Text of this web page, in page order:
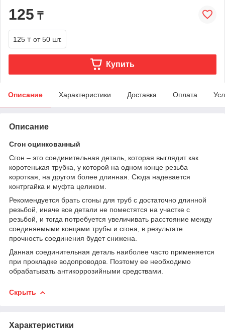
125 ₸
125 ₸ от 50 шт.
Купить
Описание Характеристики Доставка Оплата
Описание
Сгон оцинкованный
Сгон – это соединительная деталь, которая выглядит как
коротенькая трубка, у которой на одном конце резьба
короткая, на другом более длинная. Сюда надевается
контргайка и муфта целиком.
Рекомендуется брать сгоны для труб с достаточно длинной
резьбой, иначе все детали не поместятся на участке с
резьбой, и тогда потребуется увеличивать расстояние между
соединяемыми концами трубы и сгона, в результате
прочность соединения будет снижена.
Данная соединительная деталь наиболее часто применяется
при прокладке водопроводов. Поэтому ее необходимо
обрабатывать антикоррозийными средствами.
Скрыть
Характеристики